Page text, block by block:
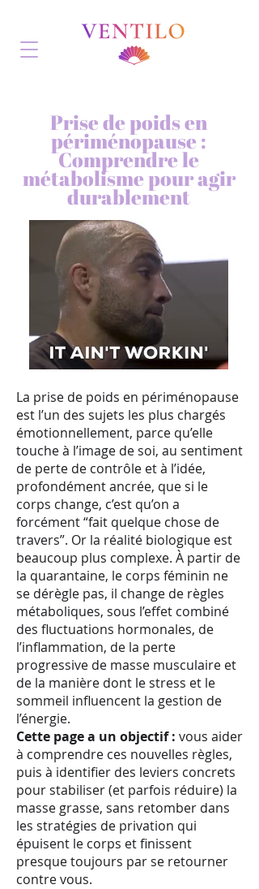
Prise de poids en
périménopause :
Comprendre le
métabolisme pour agir
durablement
La prise de poids en périménopause
est l’un des sujets les plus chargés
émotionnellement, parce qu’elle
touche à l’image de soi, au sentiment
de perte de contrôle et à l’idée,
profondément ancrée, que si le
corps change, c’est qu’on a
forcément “fait quelque chose de
travers”. Or la réalité biologique est
beaucoup plus complexe. À partir de
la quarantaine, le corps féminin ne
se dérègle pas, il change de règles
métaboliques, sous l’effet combiné
des fluctuations hormonales, de
l’inflammation, de la perte
progressive de masse musculaire et
de la manière dont le stress et le
sommeil influencent la gestion de
l’énergie.
Cette page a un objectif : vous aider
à comprendre ces nouvelles règles,
puis à identifier des leviers concrets
pour stabiliser (et parfois réduire) la
masse grasse, sans retomber dans
les stratégies de privation qui
épuisent le corps et finissent
presque toujours par se retourner
contre vous.